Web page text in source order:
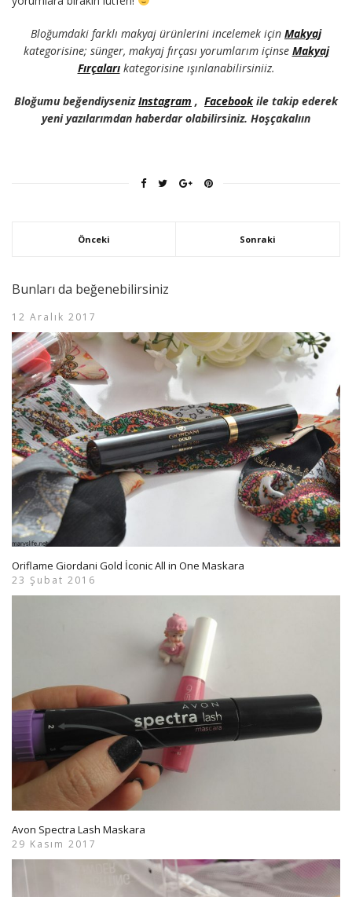
Bloğumdaki farklı makyaj ürünlerini incelemek için Makyaj
kategorisine; sünger, makyaj fırçası yorumlarım içinse Makyaj
Fırçalarıkategorisine ışınlanabilirsiniiz.
Bloğumu beğendiysenizInstagram , Facebookile takip ederek
yeni yazılarımdan haberdar olabilirsiniz. Hoşçakalıın
Önceki Sonraki
Bunları da beğenebilirsiniz
12 Aralık 2017
Oriflame Giordani Gold İconic All in One Maskara
23 Şubat 2016
Avon Spectra Lash Maskara
29 Kasım 2017